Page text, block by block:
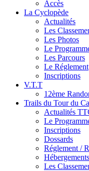
Accès
La Cyclopède
Actualités
Les
Les Photos
Le
Les Parcours
Le Réglement
Inscriptions
V.T.T
12ème
Trails du Tour du
Actualités
Le
Inscriptions
Dossards
Réglement /
Hébergements
Les